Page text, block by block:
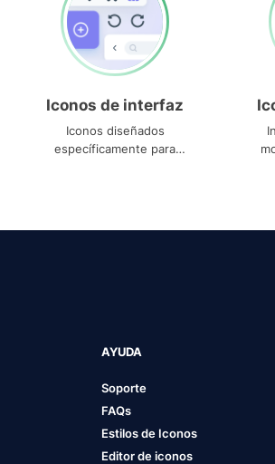
Iconos de interfaz
Iconos diseñados
específicamente para
AYUDA
Soporte
FAQs
Estilos de Iconos
Editor de iconos